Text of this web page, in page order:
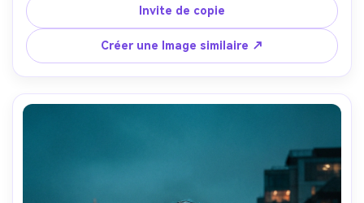
comme sur un film de 35 mm, perspective de 50 mm,
sourire franc, atmosphère nostalgique de voyage à
Londres, visage photoréaliste-AR 4:5
Invite de copie
Créer une Image similaire ↗